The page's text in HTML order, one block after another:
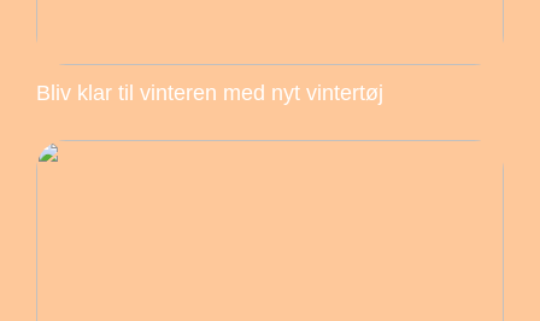
Bliv klar til vinteren med nyt vintertøj